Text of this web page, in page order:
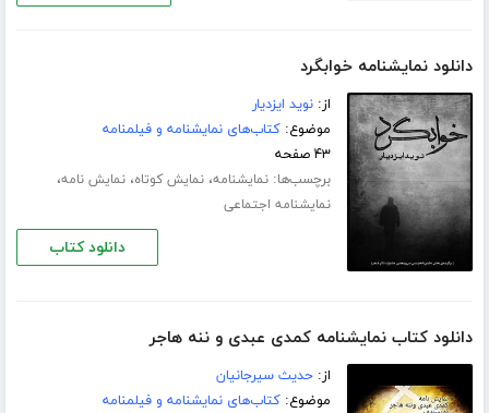
دانلود نمایشنامه خوابگرد
از:نوید ایزدیار
موضوع:کتاب‌های نمایشنامه و فیلمنامه
۴۳ صفحه
برچسب‌ها:نمایشنامه،نمایش کوتاه،نمایش نامه،
نمایشنامه اجتماعی
دانلود کتاب
دانلود کتاب نمایشنامه کمدی عبدی و ننه هاجر
از:حدیث سیرجانیان
موضوع:کتاب‌های نمایشنامه و فیلمنامه